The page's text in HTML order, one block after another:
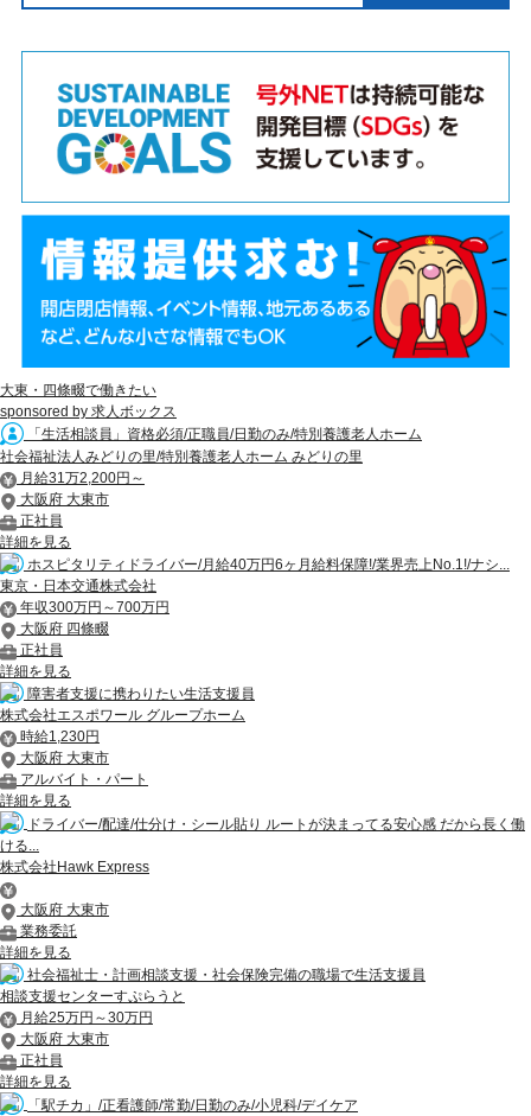
大東・四條畷で働きたい
sponsored by 求人ボックス
「生活相談員」資格必須/正職員/日勤のみ/特別養護老人ホーム
社会福祉法人みどりの里/特別養護老人ホーム みどりの里
月給31万2,200円～
大阪府 大東市
正社員
詳細を見る
ホスピタリティドライバー/月給40万円6ヶ月給料保障!/業界売上No.1!/ナシ...
東京・日本交通株式会社
年収300万円～700万円
大阪府 四條畷
正社員
詳細を見る
障害者支援に携わりたい生活支援員
株式会社エスポワール グループホーム
時給1,230円
大阪府 大東市
アルバイト・パート
詳細を見る
ドライバー/配達/仕分け・シール貼り ルートが決まってる安心感 だから長く働
ける...
株式会社Hawk Express
大阪府 大東市
業務委託
詳細を見る
社会福祉士・計画相談支援・社会保険完備の職場で生活支援員
相談支援センターすぷらうと
月給25万円～30万円
大阪府 大東市
正社員
詳細を見る
「駅チカ」/正看護師/常勤/日勤のみ/小児科/デイケア